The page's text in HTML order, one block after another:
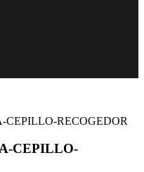
CEPILLO-RECOGEDOR
CEPILLO-